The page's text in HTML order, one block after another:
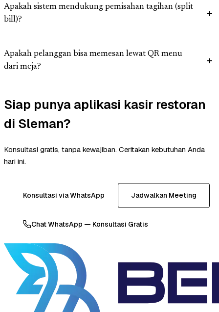
Apakah sistem mendukung pemisahan tagihan (split
bill)?
Apakah pelanggan bisa memesan lewat QR menu
dari meja?
Siap punya aplikasi kasir restoran
di Sleman?
Konsultasi gratis, tanpa kewajiban. Ceritakan kebutuhan Anda
hari ini.
Konsultasi via WhatsApp Jadwalkan Meeting
Chat WhatsApp — Konsultasi Gratis